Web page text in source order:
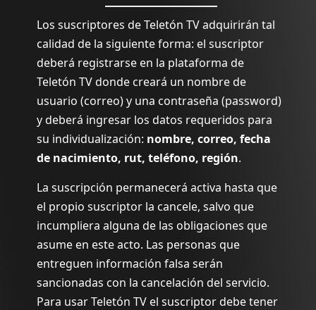
Los suscriptores de Teletón TV adquirirán tal
calidad de la siguiente forma: el suscriptor
deberá registrarse en la plataforma de
Teletón TV donde creará un nombre de
usuario (correo) y una contraseña (password)
y deberá ingresar los datos requeridos para
su individualización: nombre, correo, fecha
de nacimiento, rut, teléfono, región.
La suscripción permanecerá activa hasta que
el propio suscriptor la cancele, salvo que
incumpliera alguna de las obligaciones que
asume en este acto. Las personas que
entreguen información falsa serán
sancionadas con la cancelación del servicio.
Para usar Teletón TV el suscriptor debe tener